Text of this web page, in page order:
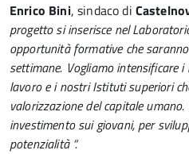
Enrico Bini, sindaco di
progetto si inserisce nel
opportunità formative che
settimane. Vogliamo intensificare
lavoro e i nostri Istituti superiori
valorizzazione del capitale
investimento sui giovani, per
potenzialità “.